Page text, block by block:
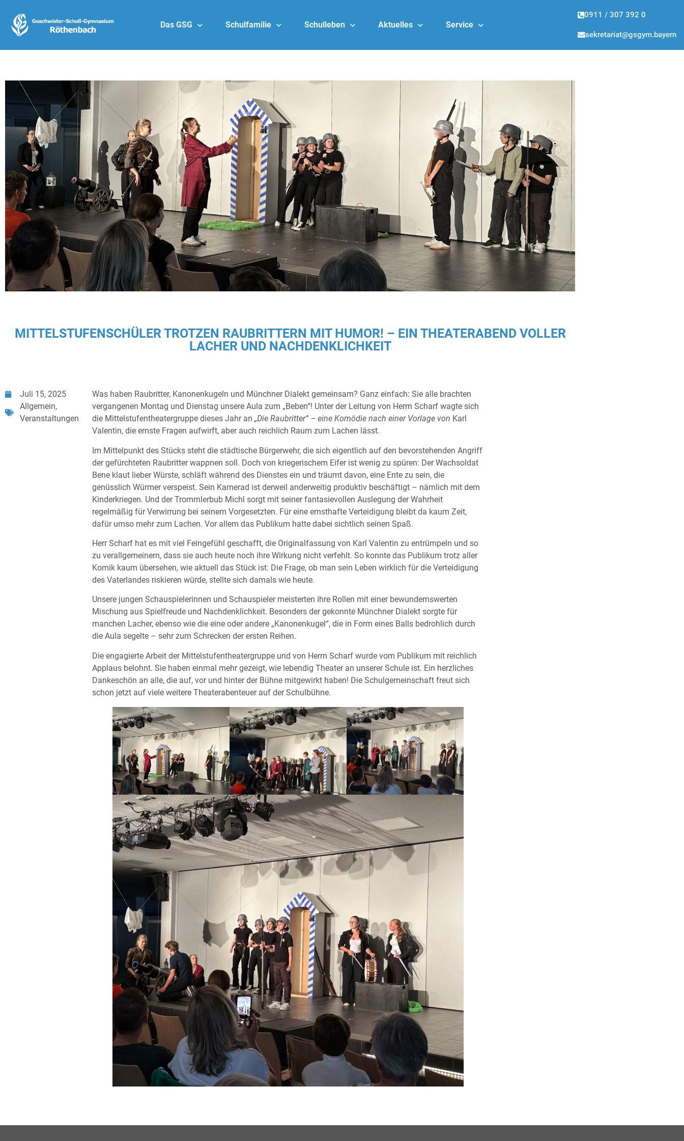
Das GSG Schulfamilie Schulleben Aktuelles Service
0911 / 307 392 0
sekretariat@gsgym.bayern
MITTELSTUFENSCHÜLER TROTZEN RAUBRITTERN MIT HUMOR! – EIN THEATERABEND VOLLER
LACHER UND NACHDENKLICHKEIT
Juli 15, 2025
Allgemein,
Veranstaltungen
Was haben Raubritter, Kanonenkugeln und Münchner Dialekt gemeinsam? Ganz einfach: Sie alle brachten
vergangenen Montag und Dienstag unsere Aula zum „Beben“! Unter der Leitung von Herrn Scharf wagte sich
die Mittelstufentheatergruppe dieses Jahr an „Die Raubritter“ – eine Komödie nach einer Vorlage von Karl
Valentin, die ernste Fragen aufwirft, aber auch reichlich Raum zum Lachen lässt.
Im Mittelpunkt des Stücks steht die städtische Bürgerwehr, die sich eigentlich auf den bevorstehenden Angriff
der gefürchteten Raubritter wappnen soll. Doch von kriegerischem Eifer ist wenig zu spüren: Der Wachsoldat
Bene klaut lieber Würste, schläft während des Dienstes ein und träumt davon, eine Ente zu sein, die
genüsslich Würmer verspeist. Sein Kamerad ist derweil anderweitig produktiv beschäftigt – nämlich mit dem
Kinderkriegen. Und der Trommlerbub Michl sorgt mit seiner fantasievollen Auslegung der Wahrheit
regelmäßig für Verwirrung bei seinem Vorgesetzten. Für eine ernsthafte Verteidigung bleibt da kaum Zeit,
dafür umso mehr zum Lachen. Vor allem das Publikum hatte dabei sichtlich seinen Spaß.
Herr Scharf hat es mit viel Feingefühl geschafft, die Originalfassung von Karl Valentin zu entrümpeln und so
zu verallgemeinern, dass sie auch heute noch ihre Wirkung nicht verfehlt. So konnte das Publikum trotz aller
Komik kaum übersehen, wie aktuell das Stück ist: Die Frage, ob man sein Leben wirklich für die Verteidigung
des Vaterlandes riskieren würde, stellte sich damals wie heute.
Unsere jungen Schauspielerinnen und Schauspieler meisterten ihre Rollen mit einer bewundernswerten
Mischung aus Spielfreude und Nachdenklichkeit. Besonders der gekonnte Münchner Dialekt sorgte für
manchen Lacher, ebenso wie die eine oder andere „Kanonenkugel“, die in Form eines Balls bedrohlich durch
die Aula segelte – sehr zum Schrecken der ersten Reihen.
Die engagierte Arbeit der Mittelstufentheatergruppe und von Herrn Scharf wurde vom Publikum mit reichlich
Applaus belohnt. Sie haben einmal mehr gezeigt, wie lebendig Theater an unserer Schule ist. Ein herzliches
Dankeschön an alle, die auf, vor und hinter der Bühne mitgewirkt haben! Die Schulgemeinschaft freut sich
schon jetzt auf viele weitere Theaterabenteuer auf der Schulbühne.